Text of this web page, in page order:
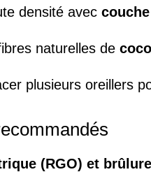
densité avec
naturelles de
plusieurs oreillers
(RGO) et